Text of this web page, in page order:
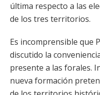
última respecto a las
de los tres territorios.
Es incomprensible que
discutido la
presente a las forales.
nueva formación